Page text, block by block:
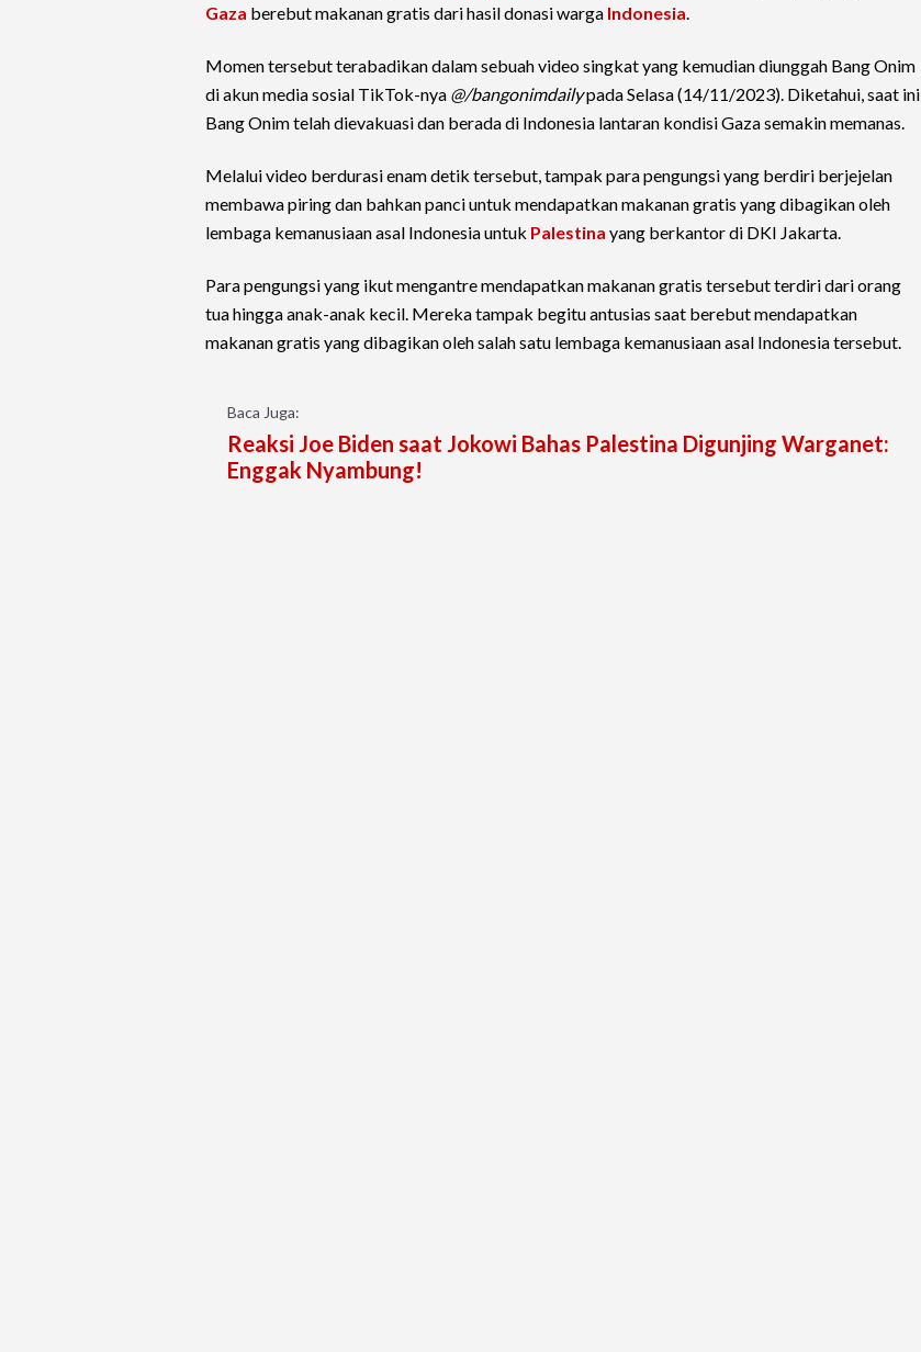
Gaza berebut makanan gratis dari hasil donasi warga Indonesia.
Momen tersebut terabadikan dalam sebuah video singkat yang kemudian diunggah Bang Onim
di akun media sosial TikTok-nya @/bangonimdailypada Selasa (14/11/2023). Diketahui, saat ini
Bang Onim telah dievakuasi dan berada di Indonesia lantaran kondisi Gaza semakin memanas.
Melalui video berdurasi enam detik tersebut, tampak para pengungsi yang berdiri berjejelan
membawa piring dan bahkan panci untuk mendapatkan makanan gratis yang dibagikan oleh
lembaga kemanusiaan asal Indonesia untuk Palestina yang berkantor di DKI Jakarta.
Para pengungsi yang ikut mengantre mendapatkan makanan gratis tersebut terdiri dari orang
tua hingga anak-anak kecil. Mereka tampak begitu antusias saat berebut mendapatkan
makanan gratis yang dibagikan oleh salah satu lembaga kemanusiaan asal Indonesia tersebut.
Baca Juga:
Reaksi Joe Biden saat Jokowi Bahas Palestina Digunjing Warganet:
Enggak Nyambung!